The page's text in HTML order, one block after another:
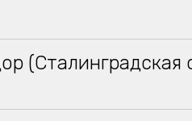
(Сталинградская